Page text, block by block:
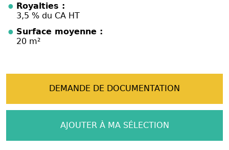
Royalties :
3,5 % du CA HT
Surface moyenne :
20 m²
DEMANDE DE DOCUMENTATION
AJOUTER À MA SÉLECTION